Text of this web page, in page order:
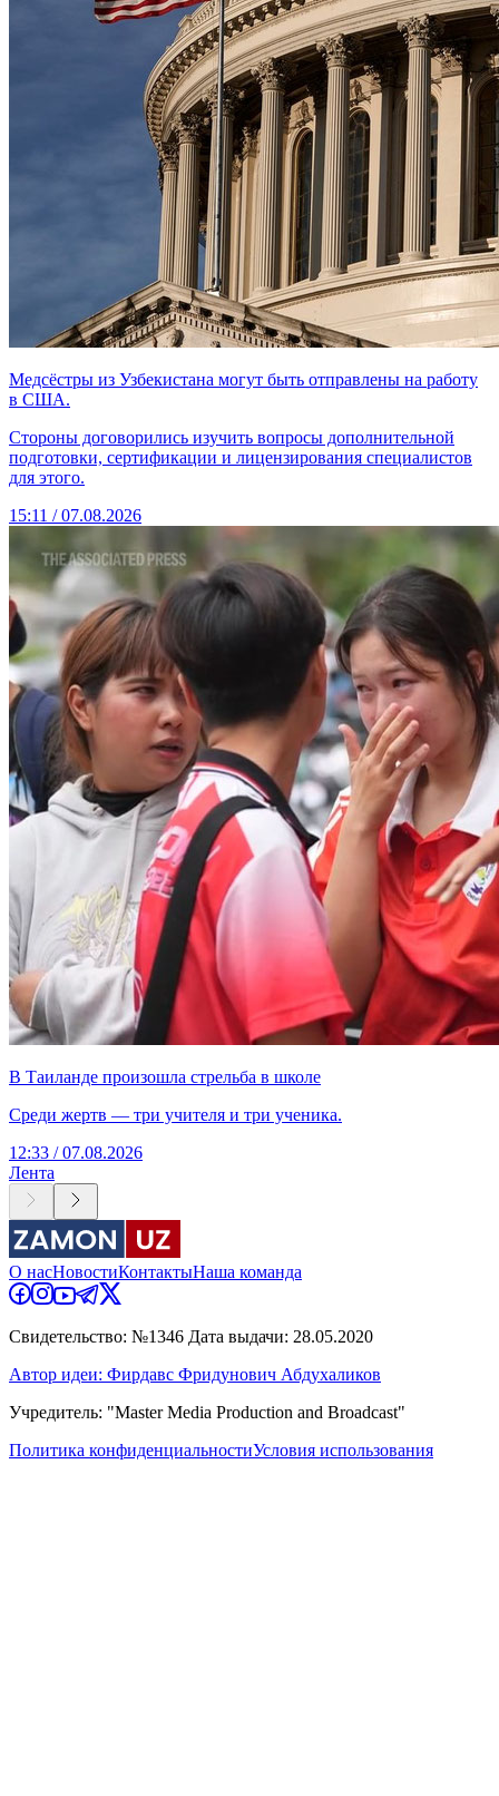
Медсёстры из Узбекистана могут быть отправлены на работу
в США.
Стороны договорились изучить вопросы дополнительной
подготовки, сертификации и лицензирования специалистов
для этого.
15:11 / 07.08.2026
В Таиланде произошла стрельба в школе
Среди жертв — три учителя и три ученика.
12:33 / 07.08.2026
Лента
О насНовостиКонтактыНаша команда
Свидетельство: №1346 Дата выдачи: 28.05.2020
Автор идеи: Фирдавс Фридунович Абдухаликов
Учредитель: "Master Media Production and Broadcast"
Политика конфиденциальностиУсловия использования